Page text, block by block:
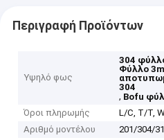
Περιγραφή Προϊόντων
Υψηλό φως
304
Φύλλο
304
, Bofu
Όροι πληρωμής
L/C, T/T,
Αριθμό μοντέλου
201/304/